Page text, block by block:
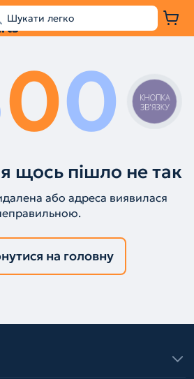
00
щось пішло не так
або адреса виявилася
на головну
КНОПКА
ЗВ'ЯЗКУ